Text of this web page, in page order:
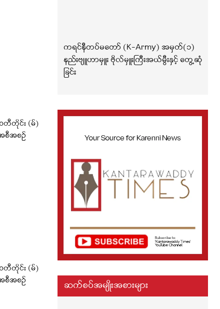
တိုင်း (မ်)
စီအစဉ်
တီတိုင်း (မ်)
စီအစဉ်
ကရင်နီတပ်မတော် (K-Army) အမှတ်(၁)
နည်းဗျူဟာမှူး ဗိုလ်မှူးကြီးအယ်မွီးနှင့် တွေ့ဆုံ
ခြင်း
ဆက်စပ်အမျိုးအစားများ